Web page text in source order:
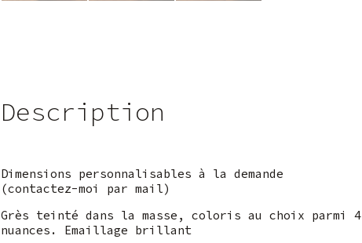
Description
Dimensions personnalisables à la demande
(contactez-moi par mail)
Grès teinté dans la masse, coloris au choix parmi 4
nuances. Emaillage brillant